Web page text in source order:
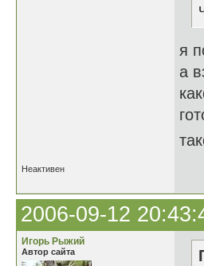
я
а
Неактивен
2006-09-12
Игорь Рыжий
Автор сайта